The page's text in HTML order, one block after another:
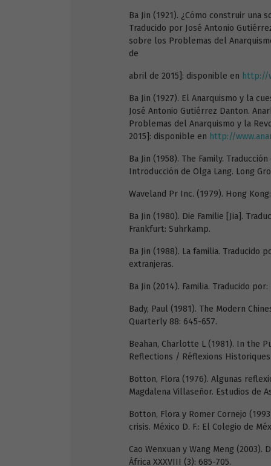
Ba Jin (1921). ¿Cómo construir una
Traducido por José Antonio
sobre los Problemas del
de
abril de 2015]: disponible en http://
Ba Jin (1927). El Anarquismo y la
José Antonio Gutiérrez Danton.
Problemas del Anarquismo y la
2015]: disponible en http://
Ba Jin (1958). The Family.
Introducción de Olga Lang. Long
Waveland Pr Inc. (1979). Hong
Ba Jin (1980). Die Familie [Jia].
Frankfurt: Suhrkamp.
Ba Jin (1988). La familia. Traducido
extranjeras.
Ba Jin (2014). Familia. Traducido
Bady, Paul (1981). The Modern
Quarterly 88: 645-657.
Beahan, Charlotte L (1981). In the
Reflections / Réflexions Historiques
Botton, Flora (1976). Algunas
Magdalena Villaseñor. Estudios de
Botton, Flora y Romer Cornejo
crisis. México D. F.: El Colegio de
Cao Wenxuan y Wang Meng
África XXXVIII (3): 685-705.